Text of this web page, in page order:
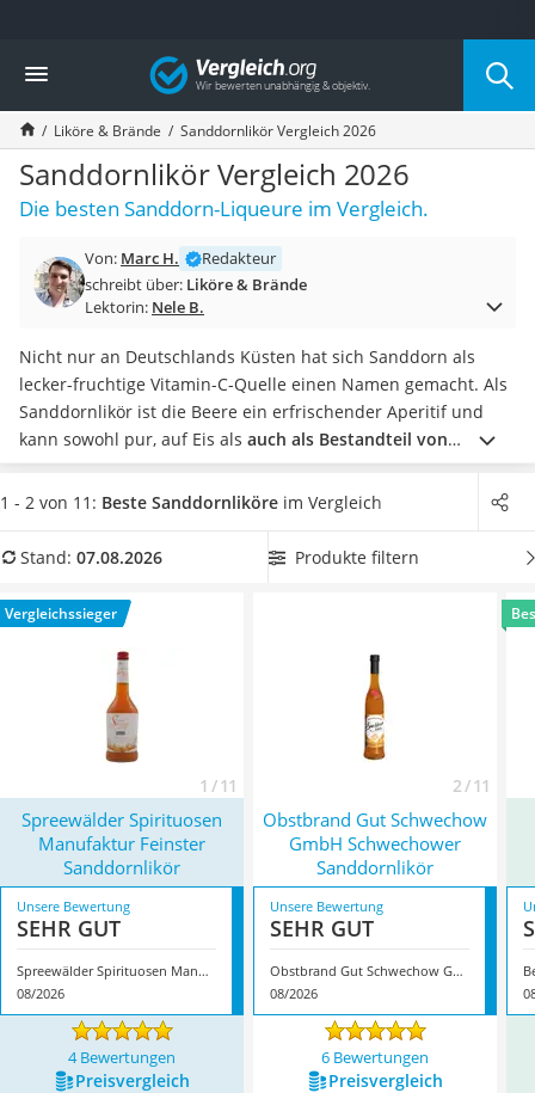
Die beliebtesten Vergleiche nach Kategorie
Lebensmittel
Schwarzkümmelöl
Knäckebrot
Schwarzkümmelöl-Kapseln
Manukahonig
Eiklar
Balsamico-Essig
Schwarzkümmelöl bio
Honig
Gemüsebrühe
Eiskaffee-Pulver
Irischer Whiskey
Grapefruitkernextrakt
Matcha-Set
MCT-Öl
Erythrit
Müsli ohne Zuckerzusatz
Vergleich
Liköre & Brände Sanddornlikör Vergleich 2026
Sanddornlikör Vergleich 2026
Die besten Sanddorn-Liqueure im Vergleich.
Von: Marc H.
Redakteur
schreibt über: Liköre & Brände
Lektorin: Nele B.
Nicht nur an Deutschlands Küsten hat sich Sanddorn als
lecker-fruchtige Vitamin-C-Quelle einen Namen gemacht. Als
Sanddornlikör ist die Beere ein erfrischender Aperitif und
kann sowohl pur, auf Eis als auch als Bestandteil von
Longdrinks und Cocktailsgetrunken werden. Als alkoholfreie
Alternative gibt es zudem den gesundenSanddornsaft
Sanddornlikörevorwiegend in Norddeutschland produziert
ansprechendem Korken aus der Vergleichstabelle, wenn Sie
die Flasche verschenken möchten. Überzeugt hat uns hier im
August 2026 besonders das Modell
Spreewälder Spirituosen
Manufaktur Feinster Sanddornlikör
mit seinen
Eigenschaften.
1 - 2 von 11: Beste Sanddornliköre im Vergleich
Stand: 07.08.2026 Produkte filtern
Vergleichssieger
1 / 11 2 / 11
Spreewälder Spirituosen
Manufaktur Feinster
Sanddornlikör
Obstbrand Gut Schwechow
GmbH Schwechower
Sanddornlikör
Unsere Bewertung
SEHR GUT
Spreewälder Spirituosen Manufaktur Feinster Sanddornlikör
08/2026
Unsere Bewertung
SEHR GUT
Obstbrand Gut Schwechow GmbH Schwechower Sanddornlikör
08/2026
4 Bewertungen 6 Bewertungen
Preis­vergleich Preis­vergleich